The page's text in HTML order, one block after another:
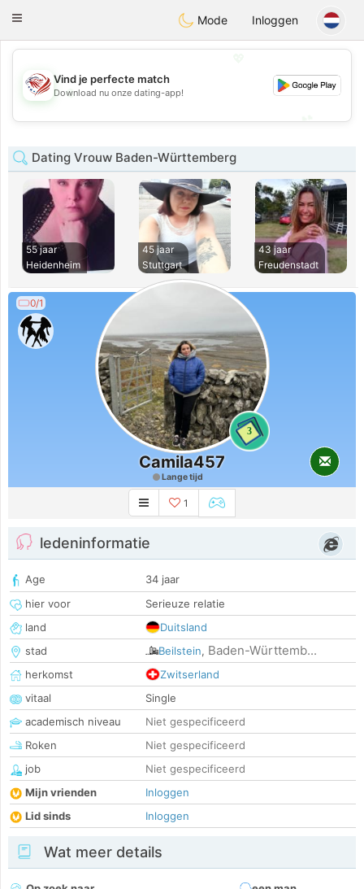
StatesDating
Toggle
Mode Inloggen
💖
💕
Vind je perfecte match
Download nu onze dating-app!
Dating Vrouw Baden-Württemberg
55 jaar
Heidenheim
45 jaar
Stuttgart
43 jaar
Freudenstadt
0/1
3
Camila457
Lange tijd
1
ledeninformatie
Age
34 jaar
hier voor
Serieuze relatie
land
Duitsland
stad
Beilstein, Baden-Württemb...
herkomst
Zwitserland
vitaal
Single
academisch niveau
Niet gespecificeerd
Roken
Niet gespecificeerd
job
Niet gespecificeerd
Mijn vrienden
Inloggen
Lid sinds
Inloggen
Wat meer details